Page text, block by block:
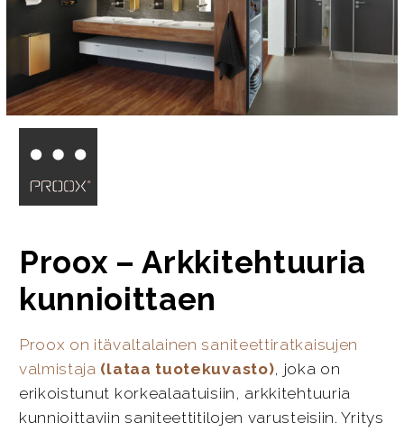
Proox – Arkkitehtuuria
kunnioittaen
Proox on itävaltalainen saniteettiratkaisujen
valmistaja (lataa tuotekuvasto), joka on
erikoistunut korkealaatuisiin, arkkitehtuuria
kunnioittaviin saniteettitilojen varusteisiin. Yritys